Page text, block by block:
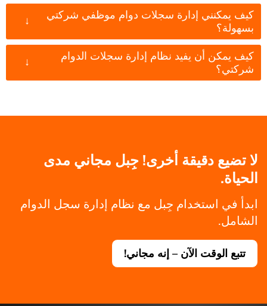
كيف يمكنني إدارة سجلات دوام موظفي شركتي
بسهولة؟
↓
كيف يمكن أن يفيد نظام إدارة سجلات الدوام
شركتي؟
↓
لا تضيع دقيقة أخرى! جِبل مجاني مدى
الحياة.
ابدأ في استخدام جِبل مع نظام إدارة سجل الدوام
الشامل.
تتبع الوقت الآن – إنه مجاني!